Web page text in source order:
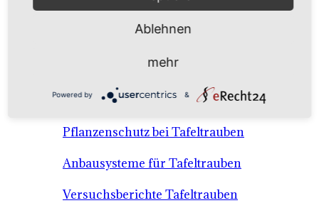
Anbausysteme & Recht
Tafeltrauben A-Z Sortenbeschreibungen
Tafeltraubenanbau - rechtliche
Voraussetzungen
Pflanzenschutz bei Tafeltrauben
Anbausysteme für Tafeltrauben
Versuchsberichte Tafeltrauben
Ablehnen
mehr
Powered by &